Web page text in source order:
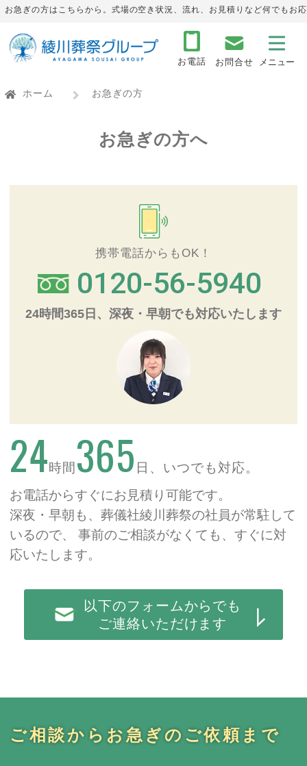
お急ぎの方はこちらから。式場の空き状況、流れ、お見積りなど何でもお
お電話 お問合せ
ホーム お急ぎの方
お急ぎの方へ
携帯電話からもOK！
0120-56-5940
24時間365日、深夜・早朝でも対応いたします
24時間 365 日、いつでも対応。
お電話からすぐにお見積り可能です。
深夜・早朝も、葬儀社綾川葬祭の社員が常駐して
いるので、
事前のご相談がなくても、すぐに対
応いたします。
以下のフォームからでも
ご連絡いただけます
ご相談からお急ぎのご依頼まで